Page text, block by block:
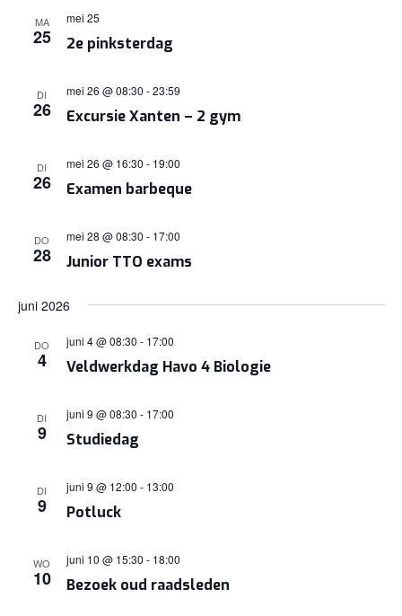
MA
25 2e pinksterdag
mei 25
DI
26 Excursie Xanten – 2 gym
mei 26 @ 08:30 -23:59
DI
26 Examen barbeque
mei 26 @ 16:30 - 19:00
DO
28 Junior TTO exams
mei 28 @ 08:30 - 17:00
juni 2026
DO
4 Veldwerkdag Havo 4 Biologie
juni 4 @ 08:30 - 17:00
DI
9 Studiedag
juni 9 @ 08:30 - 17:00
DI
9 Potluck
juni 9 @ 12:00 - 13:00
WO
10 Bezoek oud raadsleden
juni 10 @ 15:30 - 18:00